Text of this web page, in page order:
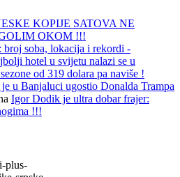
KOPIJE SATOVA NE
OKOM !!!
broj soba, lokacija i rekordi -
hotel u svijetu nalazi se u
od 319 dolara pa naviše !
u Banjaluci ugostio Donalda Trampa
Igor Dodik je ultra dobar frajer:
!!!